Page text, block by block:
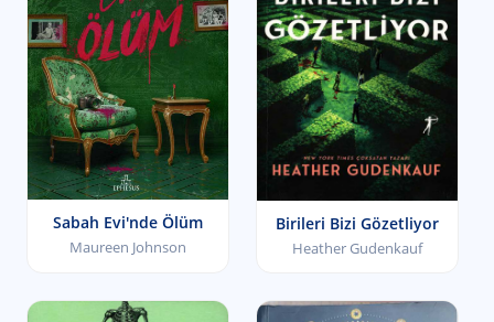
Sabah Evi'nde Ölüm
Maureen Johnson
Birileri Bizi Gözetliyor
Heather Gudenkauf